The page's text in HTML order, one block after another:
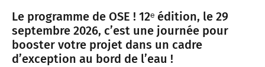
Le programme de OSE ! 12ᵉ édition, le 29
septembre 2026, c’est une journée pour
booster votre projet dans un cadre
d’exception au bord de l’eau !